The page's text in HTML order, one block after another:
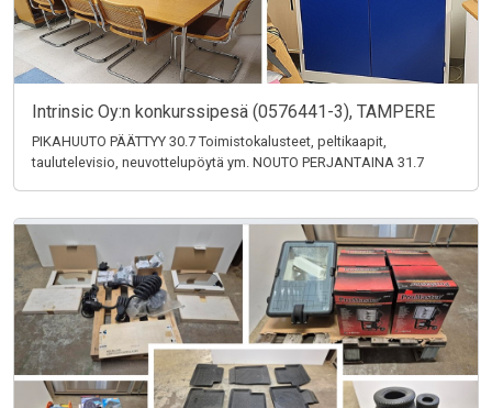
Intrinsic Oy:n konkurssipesä (0576441-3), TAMPERE
PIKAHUUTO PÄÄTTYY 30.7 Toimistokalusteet, peltikaapit,
taulutelevisio, neuvottelupöytä ym. NOUTO PERJANTAINA 31.7